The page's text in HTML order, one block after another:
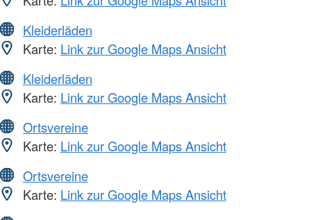
Kleiderläden
Karte: Link zur Google Maps Ansicht
Kleiderläden
Karte: Link zur Google Maps Ansicht
Ortsvereine
Karte: Link zur Google Maps Ansicht
Ortsvereine
Karte: Link zur Google Maps Ansicht